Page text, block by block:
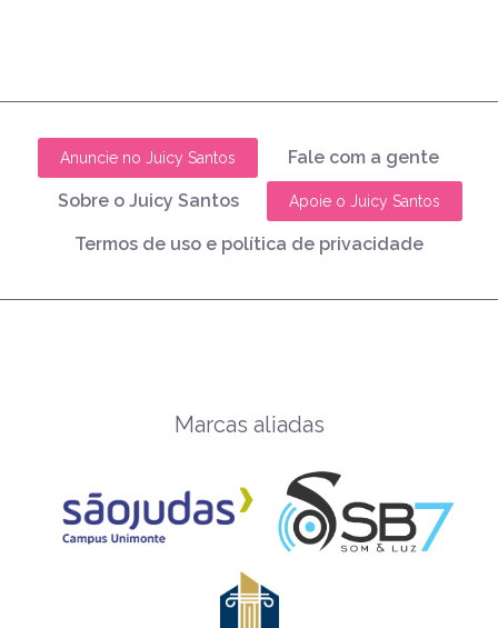
Anuncie no Juicy Santos Fale com a gente
Sobre o Juicy Santos Apoie o Juicy Santos
Termos de uso e política de privacidade
Marcas aliadas